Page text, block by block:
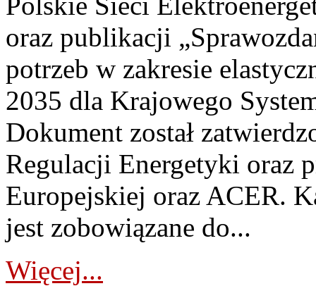
oraz publikacji
potrzeb w zakresie
2035 dla Krajowego
Dokument został
Regulacji Energetyki oraz
Europejskiej oraz ACER.
jest zobowiązane do...
Więcej...